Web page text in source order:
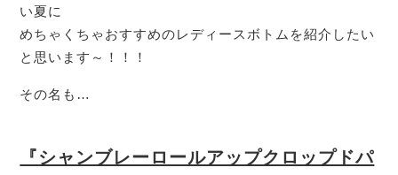
い夏に
めちゃくちゃおすすめのレディースボトムを紹介したい
と思います～！！！
その名も…
『シャンブレーロールアップクロップドパ